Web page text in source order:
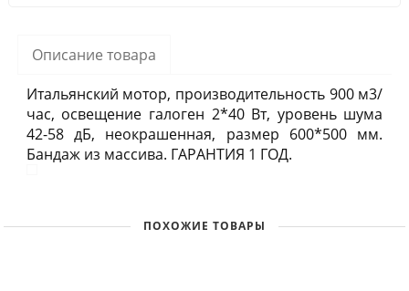
Описание товара
Итальянский мотор, производительность 900 м3/
час, освещение галоген 2*40 Вт, уровень шума
42-58 дБ, неокрашенная, размер 600*500 мм.
Бандаж из массива. ГАРАНТИЯ 1 ГОД.
ПОХОЖИЕ ТОВАРЫ